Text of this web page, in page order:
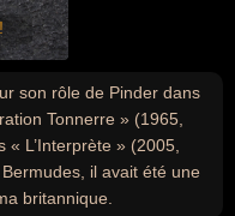
son rôle de Pinder dans
Tonnerre » (1965,
L’Interprète » (2005,
il avait été une
britannique.